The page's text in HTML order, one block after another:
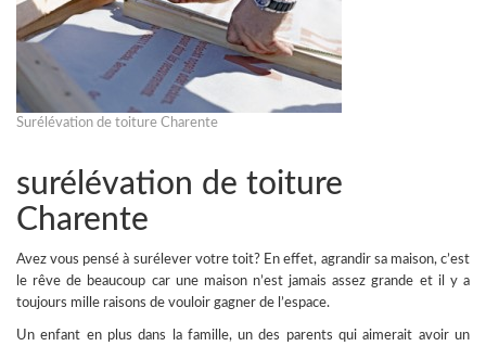
Surélévation de toiture Charente
surélévation de toiture
Charente
Avez vous pensé à surélever votre toit? En effet, agrandir sa maison, c’est
le rêve de beaucoup car une maison n’est jamais assez grande et il y a
toujours mille raisons de vouloir gagner de l’espace.
Un enfant en plus dans la famille, un des parents qui aimerait avoir un